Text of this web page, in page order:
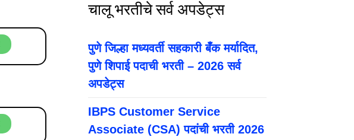
चालू भरतीचे सर्व अपडेट्स
पुणे जिल्हा मध्यवर्ती सहकारी बँक मर्यादित,
पुणे शिपाई पदाची भरती – 2026 सर्व
अपडेट्स
IBPS Customer Service
Associate (CSA) पदांची भरती 2026